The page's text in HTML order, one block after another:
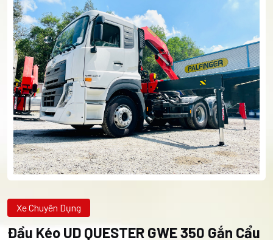
Xe Chuyên Dụng
Đầu Kéo UD QUESTER GWE 350 Gắn Cẩu